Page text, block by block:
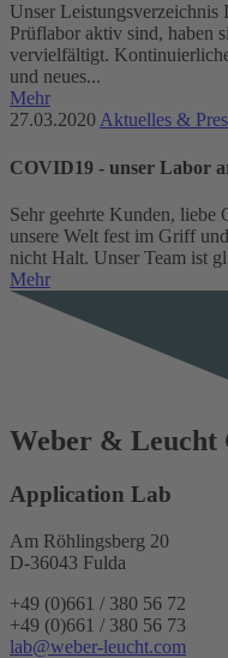
Unser Leistungsverzeichnis
Prüflabor aktiv sind, haben
vervielfältigt.
und neues...
Mehr
27.03.2020 Aktuelles &
COVID19 - unser Labor
Sehr geehrte Kunden, liebe
unsere Welt fest im Griff
nicht Halt. Unser Team ist
Mehr
Weber & Leucht
Application Lab
Am Röhlingsberg 20
D-36043 Fulda
+49 (0)661 / 380 56 72
+49 (0)661 / 380 56 73
lab@weber-leucht.com